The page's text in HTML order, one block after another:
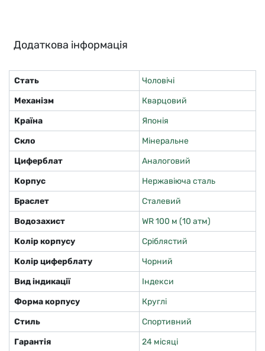
Додаткова інформація
Стать
Чоловічі
Механізм
Кварцовий
Країна
Японія
Скло
Мінеральне
Циферблат
Аналоговий
Корпус
Нержавіюча сталь
Браслет
Сталевий
Водозахист
WR 100 м (10 атм)
Колір корпусу
Сріблястий
Колір циферблату
Чорний
Вид індикації
Індекси
Форма корпусу
Круглі
Стиль
Спортивний
Гарантія
24 місяці